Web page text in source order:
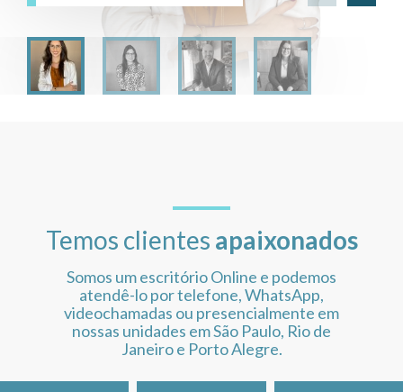
Temos clientes apaixonados
Somos um escritório Online e podemos
atendê-lo por telefone, WhatsApp,
videochamadas ou presencialmente em
nossas unidades em São Paulo, Rio de
Janeiro e Porto Alegre.